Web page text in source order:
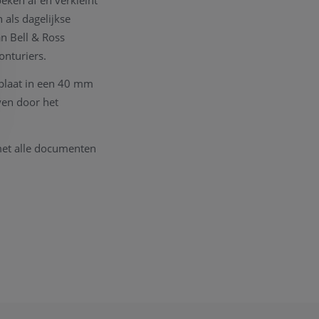
als dagelijkse
Bell & Ross
in een 40 mm
door het
alle documenten